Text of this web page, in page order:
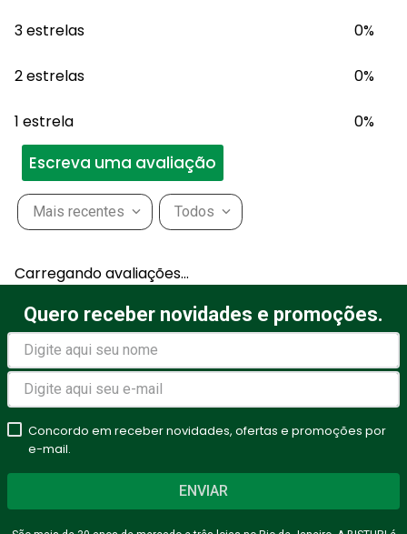
3 estrelas 0%
2 estrelas 0%
1 estrela 0%
Escreva uma avaliação
Avalie o produto de 1 a 5
estrelas
★★★★★
Seu nome
Mais recentes Todos
Carregando avaliações…
Quero receber novidades e promoções.
Concordo em receber novidades, ofertas e promoções por
e-mail.
ENVIAR